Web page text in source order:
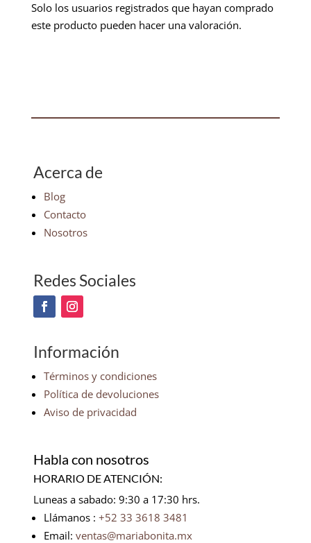
Solo los usuarios registrados que hayan comprado
este producto pueden hacer una valoración.
Acerca de
Blog
Contacto
Nosotros
Redes Sociales
Información
Términos y condiciones
Política de devoluciones
Aviso de privacidad
Habla con nosotros
HORARIO DE ATENCIÓN:
Luneas a sabado: 9:30 a 17:30 hrs.
Llámanos : +52 33 3618 3481
Email: ventas@mariabonita.mx